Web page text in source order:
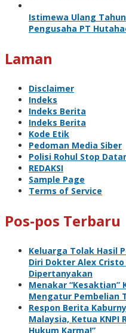
Istimewa Ulang
Pengusaha PT
Laman
Disclaimer
Indeks
Indeks Berita
Indeks Berita
Kode Etik
Pedoman Media Siber
Polisi Rohul Stop
REDAKSI
Sample Page
Terms of Service
Pos-pos Terbaru
Keluarga Tolak Hasil
Diri Dokter Alex
Dipertanyakan
Menakar “Kesaktian”
Mengatur Pembelian
Respon Berita
Malaysia, Ketua KNPI
Hukum Karma!”